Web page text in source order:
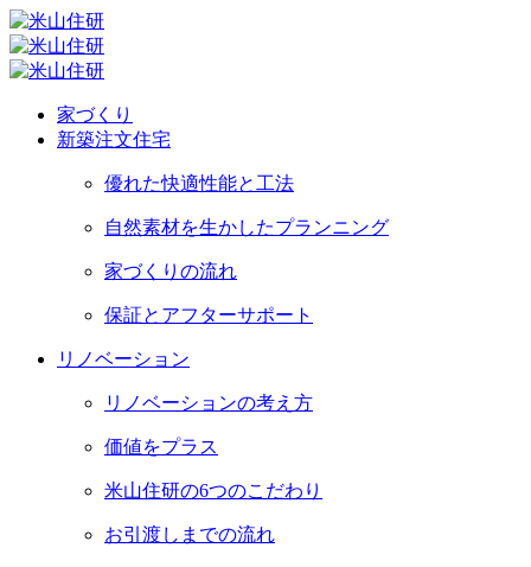
家づくり
新築注文住宅
優れた快適性能と工法
自然素材を生かしたプランニング
家づくりの流れ
保証とアフターサポート
リノベーション
リノベーションの考え方
価値をプラス
米山住研の6つのこだわり
お引渡しまでの流れ